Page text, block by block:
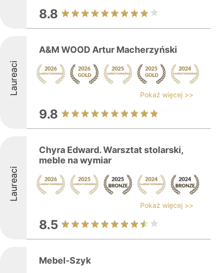
8.8
Laureaci
A&M WOOD Artur Macherzyński
Pokaż więcej >>
9.8
Laureaci
Chyra Edward. Warsztat stolarski,
meble na wymiar
Pokaż więcej >>
8.5
Mebel-Szyk